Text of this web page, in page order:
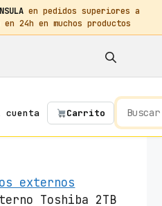
en pedidos superiores a
24h en muchos productos
cuenta Carrito
externos
Toshiba 2TB